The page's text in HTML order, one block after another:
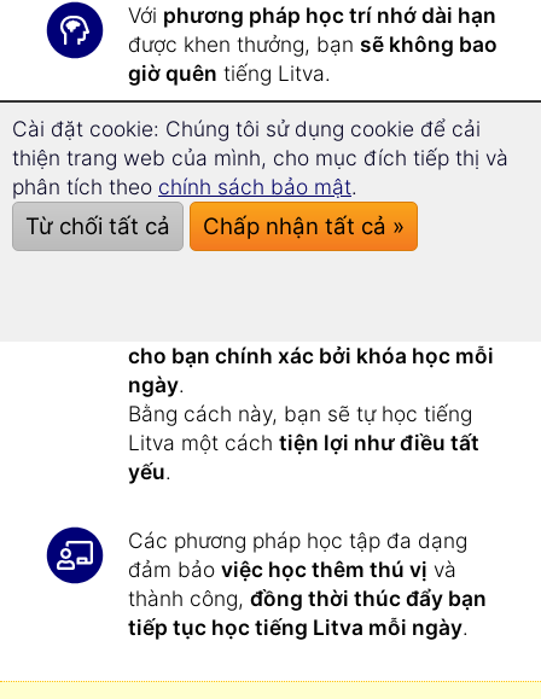
Với phương pháp học trí nhớ dài hạn
được khen thưởng, bạn sẽ không bao
giờ quên tiếng Litva.
Nhờcông nghệ superlearning, bạn
có thểtiến bộ nhanh hơn 39,2% và
tập trung tốt hơn.
cho bạn chính xác bởi khóa học mỗi
ngày.
Bằng cách này, bạn sẽ tự học tiếng
Litva một cách tiện lợi như điều tất
yếu.
Các phương pháp học tập đa dạng
đảm bảo việc học thêm thú vị và
thành công, đồng thời thúc đẩy bạn
tiếp tục học tiếng Litva mỗi ngày.
Cài đặt cookie: Chúng tôi sử dụng cookie để cải
thiện trang web của mình, cho mục đích tiếp thị và
phân tích theo chính sách bảo mật.
Từ chối tất cả Chấp nhận tất cả »